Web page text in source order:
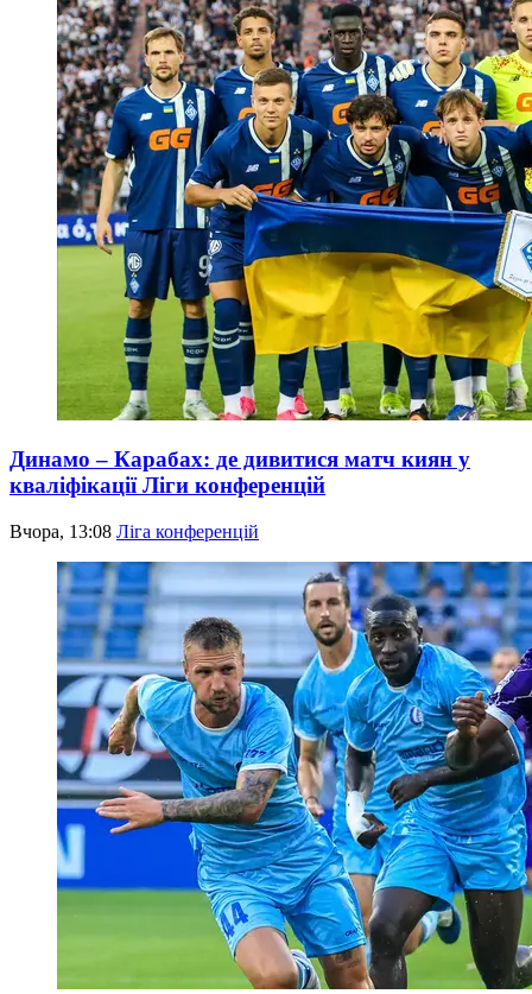
Динамо – Карабах: де дивитися матч киян у
кваліфікації Ліги конференцій
Вчора, 13:08 Ліга конференцій